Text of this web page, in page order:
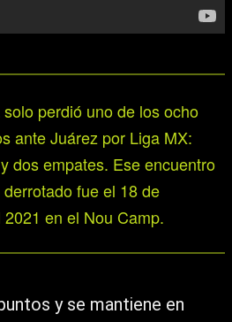
perdió uno de los ocho
ante Juárez por Liga MX:
dos empates. Ese encuentro
fue el 18 de
en el Nou Camp.
y se mantiene en